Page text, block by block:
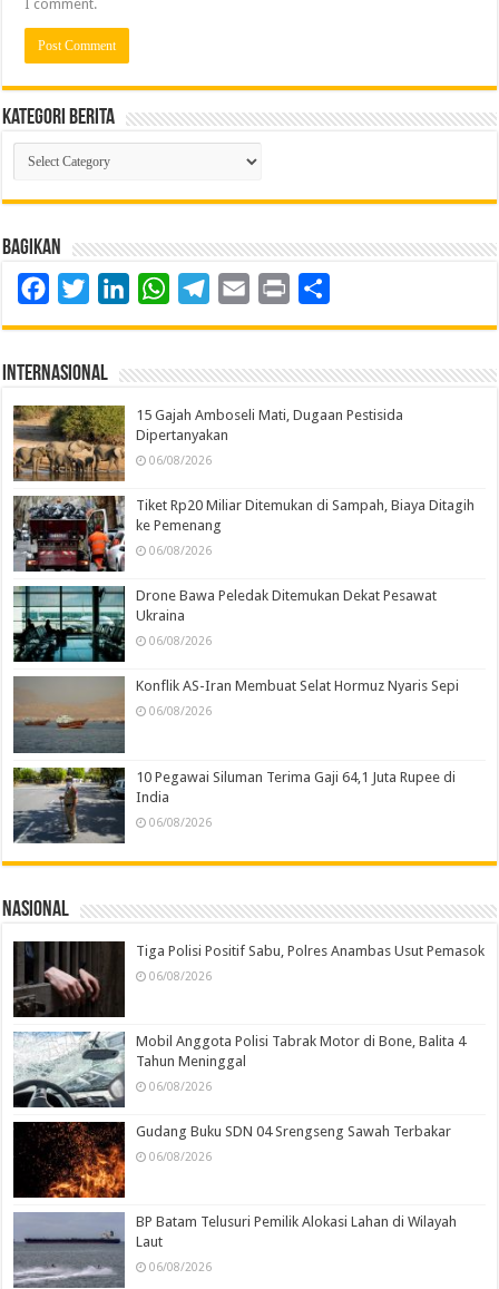
I comment.
Kategori Berita
Kategori
Berita
Bagikan
FacebookTwitterLinkedInWhatsAppTelegram
Email Print
Internasional
15 Gajah Amboseli Mati, Dugaan Pestisida
Dipertanyakan
06/08/2026
Tiket Rp20 Miliar Ditemukan di Sampah, Biaya Ditagih
ke Pemenang
06/08/2026
Drone Bawa Peledak Ditemukan Dekat Pesawat
Ukraina
06/08/2026
Konflik AS-Iran Membuat Selat Hormuz Nyaris Sepi
06/08/2026
10 Pegawai Siluman Terima Gaji 64,1 Juta Rupee di
India
06/08/2026
Nasional
Tiga Polisi Positif Sabu, Polres Anambas Usut Pemasok
06/08/2026
Mobil Anggota Polisi Tabrak Motor di Bone, Balita 4
Tahun Meninggal
06/08/2026
Gudang Buku SDN 04 Srengseng Sawah Terbakar
06/08/2026
BP Batam Telusuri Pemilik Alokasi Lahan di Wilayah
Laut
06/08/2026